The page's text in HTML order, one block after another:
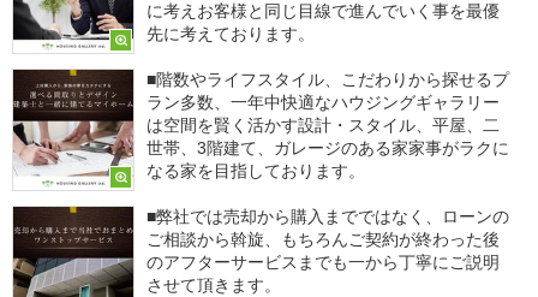
に考えお客様と同じ目線で進んでいく事を最優
先に考えております。
■階数やライフスタイル、こだわりから探せるプ
ラン多数、一年中快適なハウジングギャラリー
は空間を賢く活かす設計・スタイル、平屋、二
世帯、3階建て、ガレージのある家家事がラクに
なる家を目指しております。
■弊社では売却から購入までではなく、ローンの
ご相談から斡旋、もちろんご契約が終わった後
のアフターサービスまでも一から丁寧にご説明
させて頂きます。